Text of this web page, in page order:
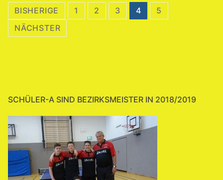
Seitennummerierung
der
BISHERIGE 1 2 3 4
5
NÄCHSTER
SCHÜLER-A SIND BEZIRKSMEISTER IN 2018/2019